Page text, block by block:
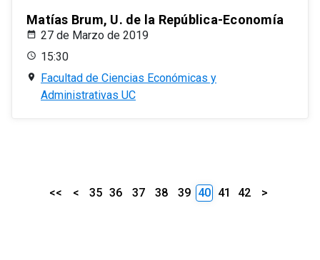
Matías Brum, U. de la República-Economía
27 de Marzo de 2019
15:30
Facultad de Ciencias Económicas y
Administrativas UC
<< < 35 36 37 38 39 40 41 42 >